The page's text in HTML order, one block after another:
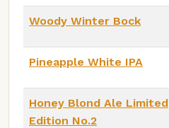
Woody Winter Bock
Pineapple White IPA
Honey Blond Ale Limited
Edition No.2